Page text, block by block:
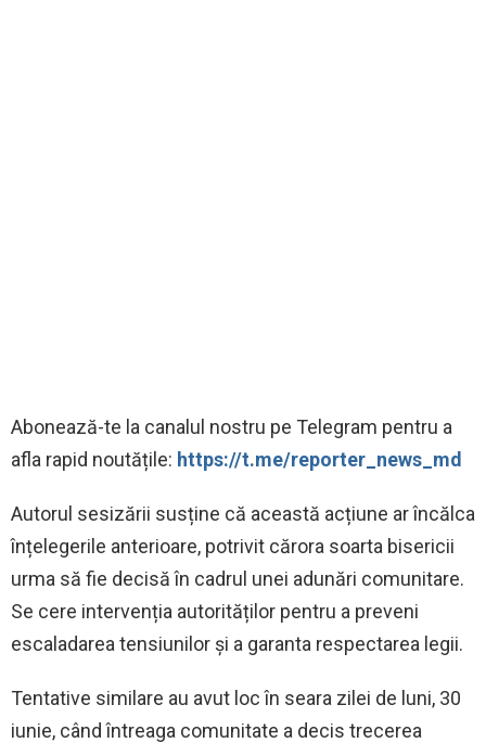
‍Abonează-te la canalul nostru pe Telegram pentru a
afla rapid noutățile: https://t.me/reporter_news_md
Autorul sesizării susține că această acțiune ar încălca
înțelegerile anterioare, potrivit cărora soarta bisericii
urma să fie decisă în cadrul unei adunări comunitare.
Se cere intervenția autorităților pentru a preveni
escaladarea tensiunilor și a garanta respectarea legii.
Tentative similare au avut loc în seara zilei de luni, 30
iunie, când întreaga comunitate a decis trecerea